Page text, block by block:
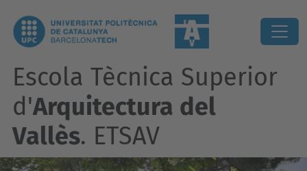
Escola Tècnica Superior
d'Arquitectura del
Vallès. ETSAV